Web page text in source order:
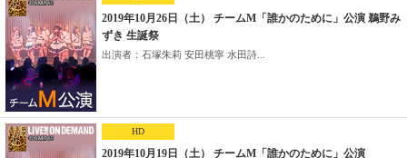
2019年10月26日（土） チームM「誰かのために」公演 鵜野み
ずき 生誕祭
出演者：石塚朱莉 安田桃寧 水田詩...
HD
2019年10月19日（土） チームM「誰かのために」公演